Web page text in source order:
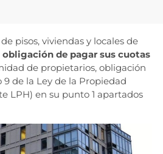
pisos, viviendas y locales de
obligación de pagar sus cuotas
de propietarios, obligación
de la Ley de la Propiedad
LPH) en su punto 1 apartados